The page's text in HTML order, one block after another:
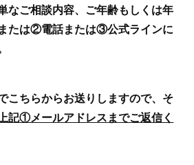
なご相談内容、ご年齢もしくは年
たは②電話または③公式ラインに
こちらからお送りしますので、そ
記①メールアドレスまでご返信く